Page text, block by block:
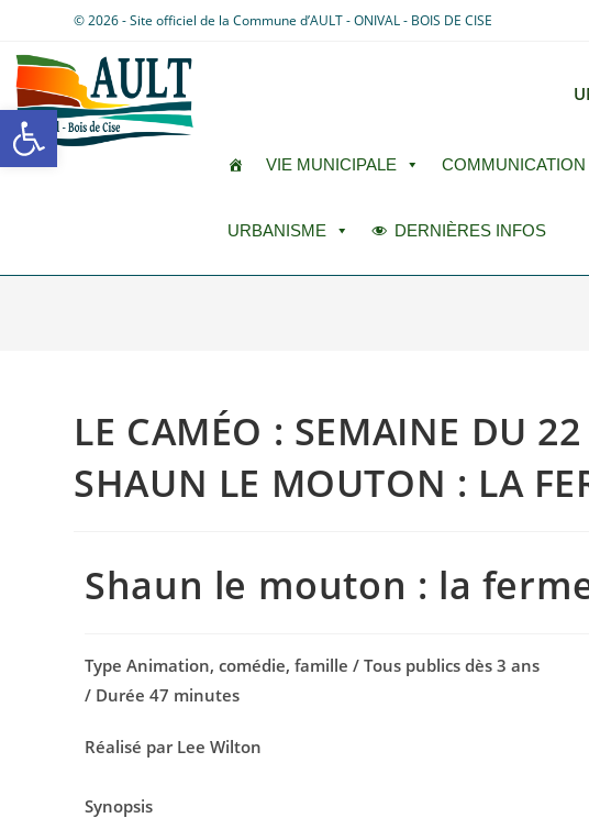
Ouvrir la barre d’outils
© 2026 - Site officiel de la Commune d’AULT - ONIVAL - BOIS DE CISE
VIE MUNICIPALE COMMUNICATION
URBANISME DERNIÈRES INFOS
LE CAMÉO : SEMAINE DU
SHAUN LE MOUTON : LA
Shaun le mouton : la
Type Animation, comédie, famille / Tous publics dès 3 ans
/ Durée 47 minutes
Réalisé par Lee Wilton
Synopsis